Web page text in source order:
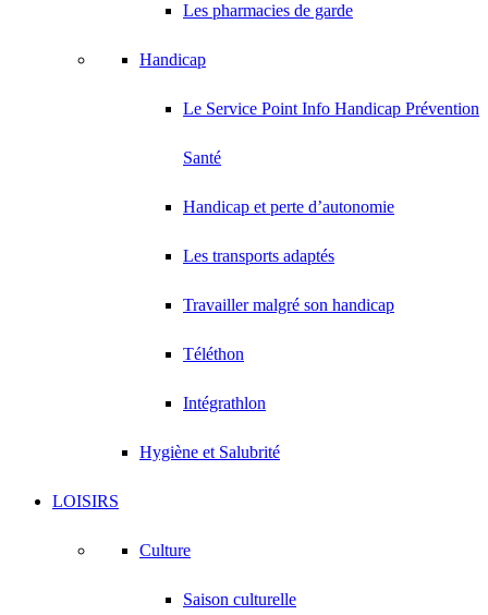
Les pharmacies de garde
Handicap
Le Service Point Info Handicap Prévention
Santé
Handicap et perte d’autonomie
Les transports adaptés
Travailler malgré son handicap
Téléthon
Intégrathlon
Hygiène et Salubrité
LOISIRS
Culture
Saison culturelle